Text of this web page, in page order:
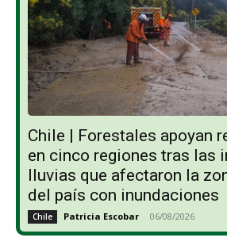
Chile | Forestales apoyan
en cinco regiones tras las
lluvias que afectaron la
del país con inundaciones
Chile Patricia Escobar - 06/08/2026